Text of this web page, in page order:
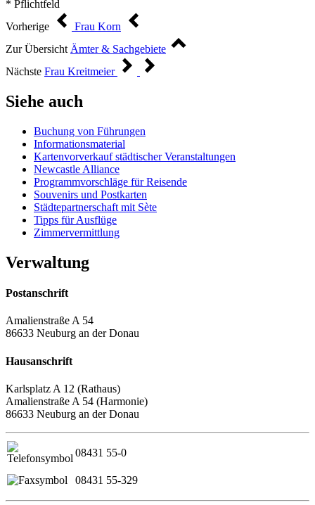
* Pflichtfeld
Vorherige
Frau Korn
Zur Übersicht Ämter & Sachgebiete
Nächste Frau Kreitmeier
Siehe auch
Buchung von Führungen
Informationsmaterial
Kartenvorverkauf städtischer Veranstaltungen
Newcastle Alliance
Programmvorschläge für Reisende
Souvenirs und Postkarten
Städtepartnerschaft mit Sète
Tipps für Ausflüge
Zimmervermittlung
Verwaltung
Postanschrift
Amalienstraße A 54
86633 Neuburg an der Donau
Hausanschrift
Karlsplatz A 12 (Rathaus)
Amalienstraße A 54 (Harmonie)
86633 Neuburg an der Donau
08431 55-0
08431 55-329